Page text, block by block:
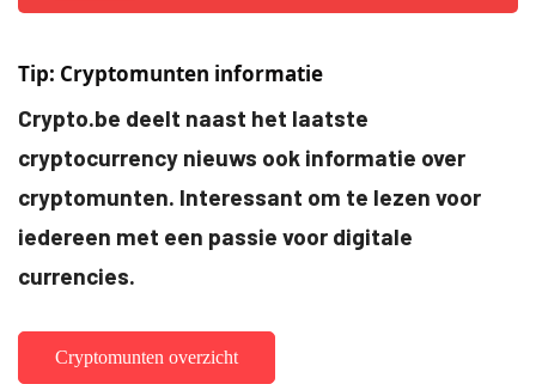
Tip: Cryptomunten informatie
Crypto.be deelt naast het laatste
cryptocurrency nieuws ook informatie over
cryptomunten. Interessant om te lezen voor
iedereen met een passie voor digitale
currencies.
Cryptomunten overzicht